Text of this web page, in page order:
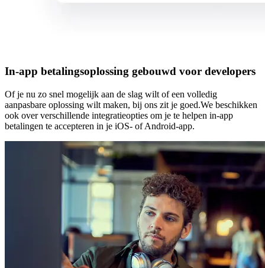
In-app betalingsoplossing gebouwd voor developers
Of je nu zo snel mogelijk aan de slag wilt of een volledig
aanpasbare oplossing wilt maken, bij ons zit je goed.We beschikken
ook over verschillende integratieopties om je te helpen in-app
betalingen te accepteren in je iOS- of Android-app.